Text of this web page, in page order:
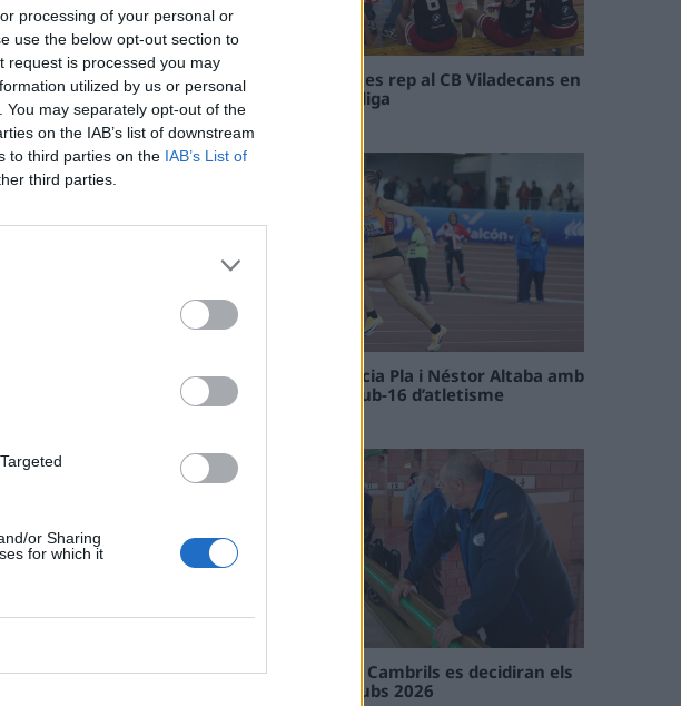
processing of your personal or
use the below opt-out section to
request is processed you may
utilized by us or personal
may separately opt-out of the
on the IAB’s list of downstream
to third parties on the IAB’s List of
third parties.
or Sharing
for which it
Perelló.
El Cantaires amb baixes rep al CB Viladecans en
el tram decisiu de la lliga
09 maig 2026
Paula Sintorres, Patrícia Pla i Néstor Altaba amb
la selecció catalana sub-16 d’atletisme
En les tirades de Flix i Cambrils es decidiran els
campions de l’Interclubs 2026